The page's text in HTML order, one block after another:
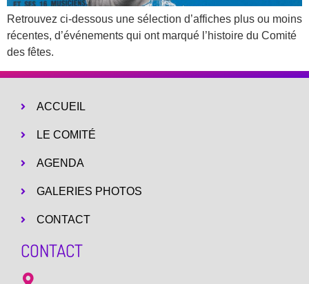
Retrouvez ci-dessous une sélection d’affiches plus ou moins
récentes, d’événements qui ont marqué l’histoire du Comité
des fêtes.
ACCUEIL
LE COMITÉ
AGENDA
GALERIES PHOTOS
CONTACT
CONTACT